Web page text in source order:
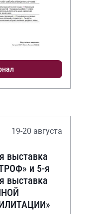
19-20 августа
выставка
и 5-я
выставка